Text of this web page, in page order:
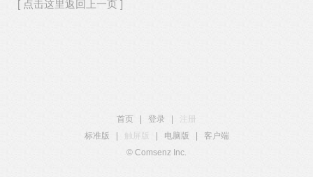
[ 点击这里返回上一页 ]
首页 登录
注册
标准版
触屏版 电脑版
客户端
© Comsenz Inc.